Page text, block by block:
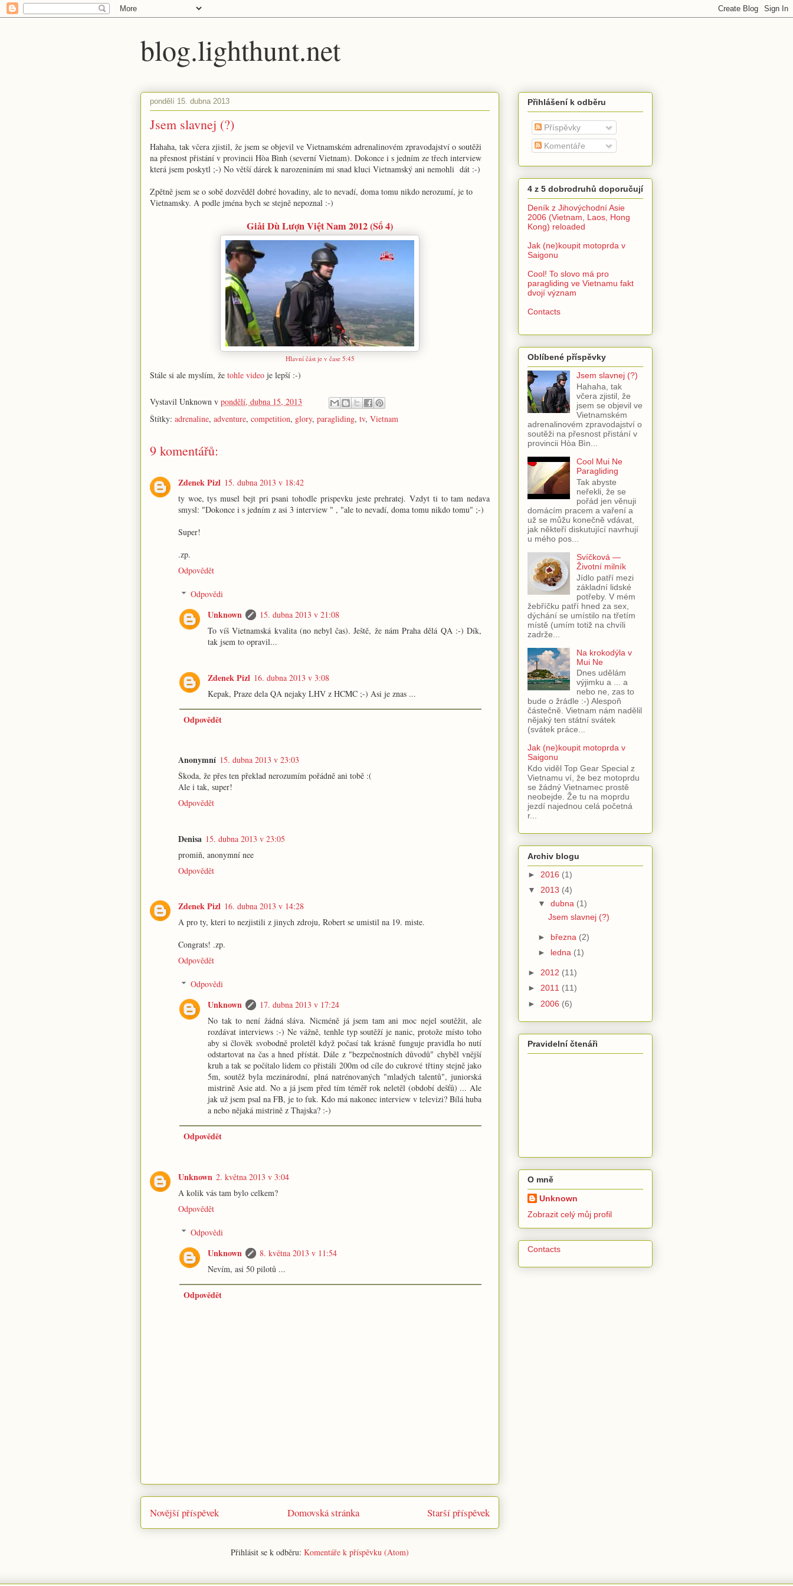
blog.lighthunt.net
pondělí 15. dubna 2013
Jsem slavnej (?)
Hahaha, tak včera zjistil, že jsem se objevil ve Vietnamském adrenalinovém zpravodajství o soutěži
na přesnost přistání v provincii Hòa Bình (severní Vietnam). Dokonce i s jedním ze třech interview
která jsem poskytl ;-) No větší dárek k narozeninám mi snad kluci Vietnamský ani nemohli dát :-)
Zpětně jsem se o sobě dozvěděl dobré hovadiny, ale to nevadí, doma tomu nikdo nerozumí, je to
Vietnamsky. A podle jména bych se stejně nepoznal :-)
Giải Dù Lượn Việt Nam 2012 (Số 4)
Hlavní část je v čase 5:45
Stále si ale myslím, že tohle video je lepší :-)
Vystavil Unknown v pondělí, dubna 15, 2013
Štítky: adrenaline, adventure, competition, glory, paragliding, tv, Vietnam
9 komentářů:
Zdenek Pizl 15. dubna 2013 v 18:42
ty woe, tys musel bejt pri psani tohodle prispevku jeste prehratej. Vzdyt ti to tam nedava
smysl: "Dokonce i s jedním z asi 3 interview " , "ale to nevadí, doma tomu nikdo tomu" ;-)
Super!
.zp.
Odpovědět
Odpovědi
Unknown
15. dubna 2013 v 21:08
To víš Vietnamská kvalita (no nebyl čas). Ještě, že nám Praha dělá QA :-) Dík,
tak jsem to opravil...
Zdenek Pizl 16. dubna 2013 v 3:08
Kepak, Praze dela QA nejaky LHV z HCMC ;-) Asi je znas ...
Odpovědět
Anonymní 15. dubna 2013 v 23:03
Škoda, že přes ten překlad nerozumím pořádně ani tobě :(
Ale i tak, super!
Odpovědět
Denisa 15. dubna 2013 v 23:05
promiň, anonymní nee
Odpovědět
Zdenek Pizl 16. dubna 2013 v 14:28
A pro ty, kteri to nezjistili z jinych zdroju, Robert se umistil na 19. miste.
Congrats! .zp.
Odpovědět
Odpovědi
Unknown
17. dubna 2013 v 17:24
No tak to není žádná sláva. Nicméně já jsem tam ani moc nejel soutěžit, ale
rozdávat interviews :-) Ne vážně, tenhle typ soutěží je nanic, protože místo toho
aby si člověk svobodně proletěl když počasí tak krásně funguje pravidla ho nutí
odstartovat na čas a hned přístát. Dále z "bezpečnostních důvodů" chyběl vnější
kruh a tak se počítalo lidem co přistáli 200m od cíle do cukrové třtiny stejně jako
5m, soutěž byla mezinárodní, plná natrénovaných "mladých talentů", juniorská
mistrině Asie atd. No a já jsem před tím téměř rok neletěl (období dešťů) ... Ale
jak už jsem psal na FB, je to fuk. Kdo má nakonec interview v televizi? Bílá huba
a nebo nějaká mistrině z Thajska? :-)
Odpovědět
Unknown 2. května 2013 v 3:04
A kolik vás tam bylo celkem?
Odpovědět
Odpovědi
Unknown
8. května 2013 v 11:54
Nevím, asi 50 pilotů ...
Odpovědět
Novější příspěvek Starší příspěvek
Domovská stránka
Přihlásit se k odběru: Komentáře k příspěvku (Atom)
Přihlášení k odběru
Příspěvky
Komentáře
4 z 5 dobrodruhů doporučují
Deník z Jihovýchodní Asie
2006 (Vietnam, Laos, Hong
Kong) reloaded
Jak (ne)koupit motoprda v
Saigonu
Cool! To slovo má pro
paragliding ve Vietnamu fakt
dvojí význam
Contacts
Oblíbené příspěvky
Jsem slavnej (?)
Hahaha, tak
včera zjistil, že
jsem se objevil ve
Vietnamském
adrenalinovém zpravodajství o
soutěži na přesnost přistání v
provincii Hòa Bìn...
Cool Mui Ne
Paragliding
Tak abyste
neřekli, že se
pořád jen věnuji
domácím pracem a vaření a
už se můžu konečně vdávat,
jak někteří diskutující navrhují
u mého pos...
Svíčková —
Životní milník
Jídlo patří mezi
základní lidské
potřeby. V mém
žebříčku patří hned za sex,
dýchání se umístilo na třetím
místě (umím totiž na chvíli
zadrže...
Na krokodýla v
Mui Ne
Dnes udělám
výjimku a ... a
nebo ne, zas to
bude o žrádle :-) Alespoň
částečně. Vietnam nám nadělil
nějaký ten státní svátek
(svátek práce...
Jak (ne)koupit motoprda v
Saigonu
Kdo viděl Top Gear Special z
Vietnamu ví, že bez motoprdu
se žádný Vietnamec prostě
neobejde. Že tu na moprdu
jezdí najednou celá početná
r...
Archiv blogu
► 2016 (1)
▼ 2013 (4)
▼ dubna (1)
Jsem slavnej (?)
► března (2)
► ledna (1)
► 2012 (11)
► 2011 (11)
► 2006 (6)
Pravidelní čtenáři
O mně
Unknown
Zobrazit celý můj profil
Contacts